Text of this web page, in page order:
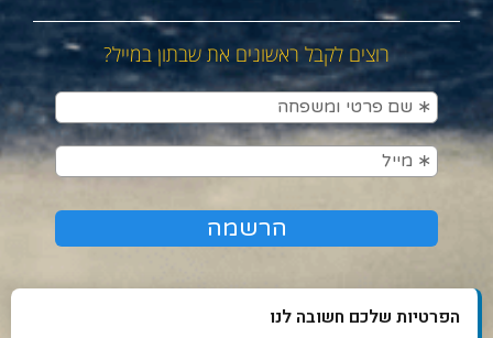
רוצים לקבל ראשונים את שבתון במייל?
הפרטיות שלכם חשובה לנו